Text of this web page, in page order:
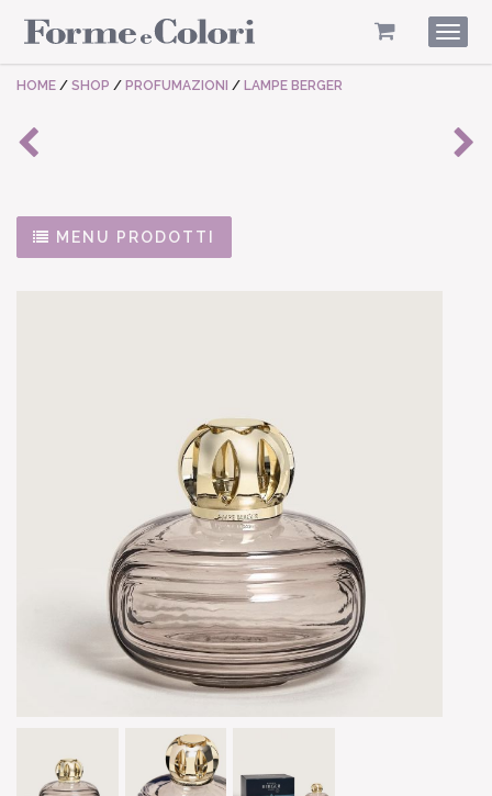
HOME / SHOP / PROFUMAZIONI / LAMPE BERGER
MENU PRODOTTI